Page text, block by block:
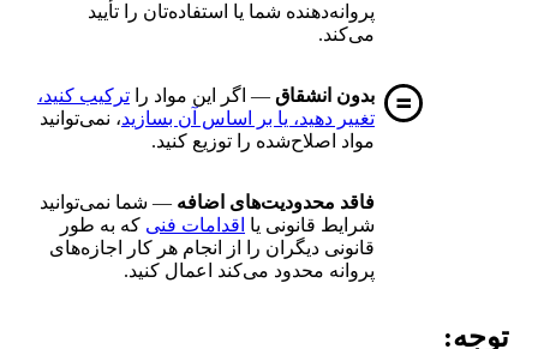
پروانه‌دهنده شما یا استفاده‌تان را تأیید
می‌کند.
بدون انشقاق — اگر این مواد را ترکیب کنید،
تغییر دهید، یا بر اساس آن بسازید، نمی‌توانید
مواد اصلاح‌شده را توزیع کنید.
فاقد محدودیت‌های اضافه — شما نمی‌توانید
شرایط قانونی یا اقدامات فنی که به طور
قانونی دیگران را از انجام هر کار اجازه‌های
پروانه محدود می‌کند اعمال کنید.
توجه: